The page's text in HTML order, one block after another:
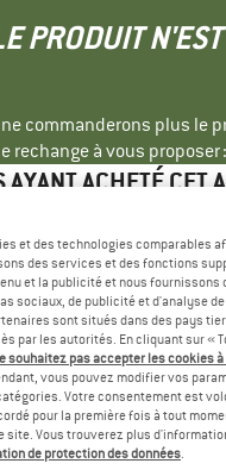
PRODUIT
commanderons plus le
rechange à vous proposer :
ACHETÉ CET
Remise
Jusqu'à -70 %
et des technologies comparables
des services et des fonctions
et la publicité et nous
sociaux, de publicité et d'analyse
sont situés dans des pays
par les autorités. En cliquant sur «
souhaitez pas accepter les cookies
vous pouvez modifier vos
Votre consentement est
pour la première fois à tout
site. Vous trouverez plus
de protection des données.